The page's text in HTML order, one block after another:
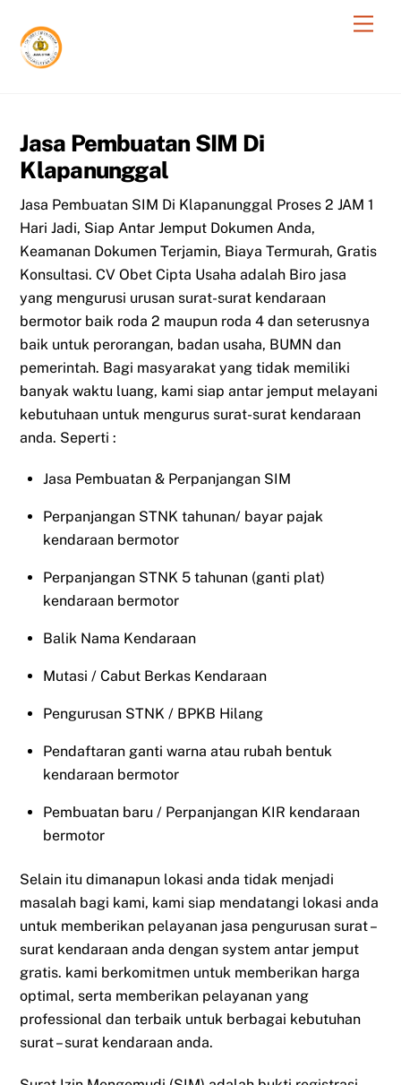
content
Jasa Pembuatan SIM Di
Klapanunggal
Jasa Pembuatan SIM Di Klapanunggal Proses 2 JAM 1
Hari Jadi, Siap Antar Jemput Dokumen Anda,
Keamanan Dokumen Terjamin, Biaya Termurah, Gratis
Konsultasi. CV Obet Cipta Usaha adalah Biro jasa
yang mengurusi urusan surat-surat kendaraan
bermotor baik roda 2 maupun roda 4 dan seterusnya
baik untuk perorangan, badan usaha, BUMN dan
pemerintah. Bagi masyarakat yang tidak memiliki
banyak waktu luang, kami siap antar jemput melayani
kebutuhaan untuk mengurus surat-surat kendaraan
anda. Seperti :
Jasa Pembuatan & Perpanjangan SIM
Perpanjangan STNK tahunan/ bayar pajak
kendaraan bermotor
Perpanjangan STNK 5 tahunan (ganti plat)
kendaraan bermotor
Balik Nama Kendaraan
Mutasi / Cabut Berkas Kendaraan
Pengurusan STNK / BPKB Hilang
Pendaftaran ganti warna atau rubah bentuk
kendaraan bermotor
Pembuatan baru / Perpanjangan KIR kendaraan
bermotor
Selain itu dimanapun lokasi anda tidak menjadi
masalah bagi kami, kami siap mendatangi lokasi anda
untuk memberikan pelayanan jasa pengurusan surat –
surat kendaraan anda dengan system antar jemput
gratis. kami berkomitmen untuk memberikan harga
optimal, serta memberikan pelayanan yang
professional dan terbaik untuk berbagai kebutuhan
surat – surat kendaraan anda.